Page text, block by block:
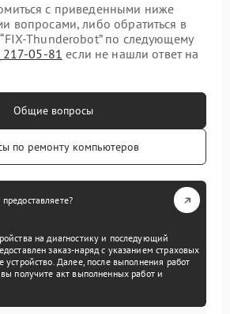
с приведенными ниже
вопросами, либо обратиться в
Thunderobot” по следующему
217-05-81 если не нашли ответ на
Общие вопросы
по ремонту компьютеров
на диагностику и последующий
заказ-наряд с указанием страховых
устройство. Далее, после выполнения работ
получите акт выполненных работ и